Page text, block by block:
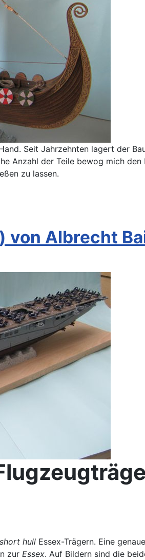
Seit Jahrzehnten lagert der
Anzahl der Teile bewog mich den
zu lassen.
von Albrecht
short hull Essex-Trägern. Eine
zur Essex. Auf Bildern sind die